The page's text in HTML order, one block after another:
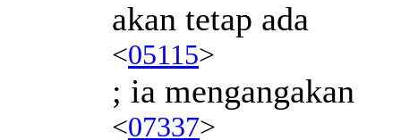
akan tetap ada
<05115>
; ia mengangakan
<07337>